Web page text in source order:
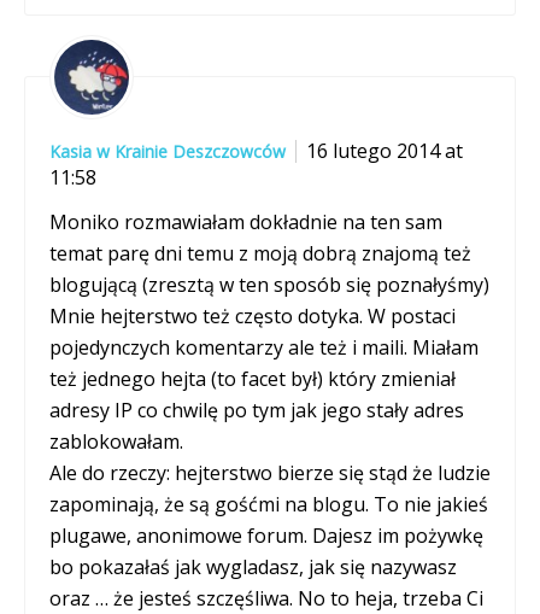
Kasia w Krainie Deszczowców
16 lutego 2014 at
11:58
Moniko rozmawiałam dokładnie na ten sam
temat parę dni temu z moją dobrą znajomą też
blogującą (zresztą w ten sposób się poznałyśmy)
Mnie hejterstwo też często dotyka. W postaci
pojedynczych komentarzy ale też i maili. Miałam
też jednego hejta (to facet był) który zmieniał
adresy IP co chwilę po tym jak jego stały adres
zablokowałam.
Ale do rzeczy: hejterstwo bierze się stąd że ludzie
zapominają, że są gośćmi na blogu. To nie jakieś
plugawe, anonimowe forum. Dajesz im pożywkę
bo pokazałaś jak wygladasz, jak się nazywasz
oraz … że jesteś szczęśliwa. No to heja, trzeba Ci